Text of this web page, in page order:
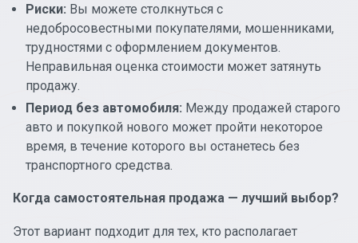
Риски: Вы можете столкнуться с
недобросовестными покупателями, мошенниками,
трудностями с оформлением документов.
Неправильная оценка стоимости может затянуть
продажу.
Период без автомобиля: Между продажей старого
авто и покупкой нового может пройти некоторое
время, в течение которого вы останетесь без
транспортного средства.
Когда самостоятельная продажа — лучший выбор?
Этот вариант подходит для тех, кто располагает